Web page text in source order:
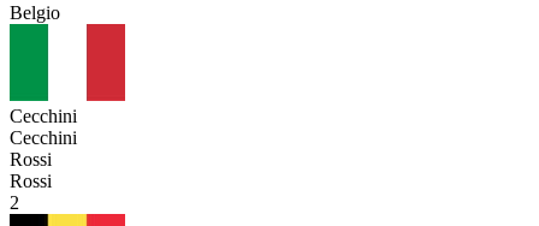
Belgio
Cecchini
Cecchini
Rossi
Rossi
2